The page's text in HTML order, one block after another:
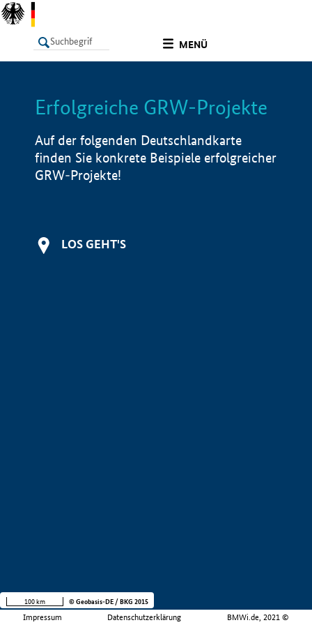
MENÜ
LISTE Info
Erfolgreiche GRW-Projekte
Auf der folgenden Deutschlandkarte
finden Sie konkrete Beispiele erfolgreicher
GRW-Projekte!
LOS GEHT'S
Impressum Datenschutzerklärung BMWi.de, 2021 ©
100 km © Geobasis-DE / BKG 2015